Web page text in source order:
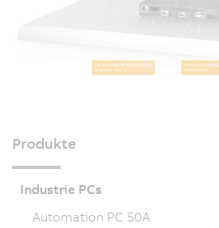
Produkte
Industrie PCs
Automation PC 50A